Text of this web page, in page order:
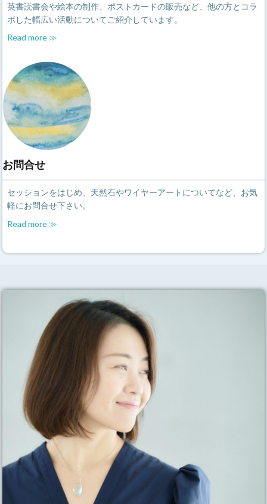
英書読書会や絵本の制作、ポストカードの販売など、他の方とコラ
ボした幅広い活動についてご紹介しています。
Read more ≫
お問合せ
セッションをはじめ、天然石やワイヤーアートについてなど、お気
軽にお問合せ下さい。
Read more ≫